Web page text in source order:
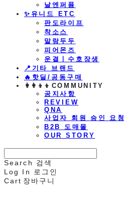
날엔퍼퓸
​✨유니드 ETC
판도라이프
착소스
말랑두두
피어몬즈
운결ㅣ수호장생
📍기타 브랜드
🔥핫딜/공동구매
👩‍👩‍👦‍👦COMMUNITY
공지사항
REVIEW
QNA
사업자 회원 승인 요청
B2B 도매몰
OUR STORY
Search
검색
Log In
로그인
Cart 장바구니